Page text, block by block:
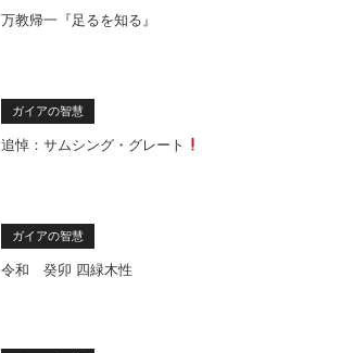
万教帰一『足るを知る』
ガイアの智慧
追悼：サムシング・グレート
ガイアの智慧
令和 癸卯 四緑木性